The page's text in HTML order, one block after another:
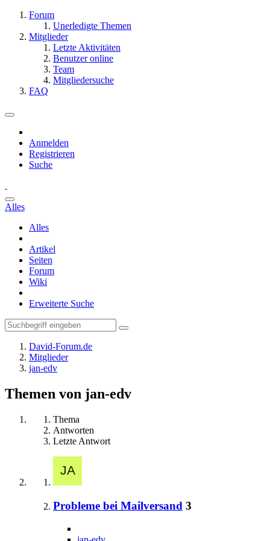
Forum
Unerledigte Themen
Mitglieder
Letzte Aktivitäten
Benutzer online
Team
Mitgliedersuche
FAQ
Anmelden
Registrieren
Suche
Alles
Alles
Artikel
Seiten
Forum
Wiki
Erweiterte Suche
David-Forum.de
Mitglieder
jan-edv
Themen von jan-edv
Thema
Antworten
Letzte Antwort
Probleme bei Mailversand 3